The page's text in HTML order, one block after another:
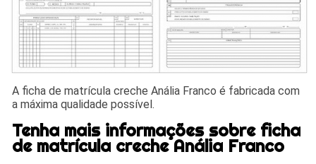
A ficha de matrícula creche Anália Franco é fabricada com
a máxima qualidade possível.
Tenha mais informações sobre ficha
de matrícula creche Anália Franco